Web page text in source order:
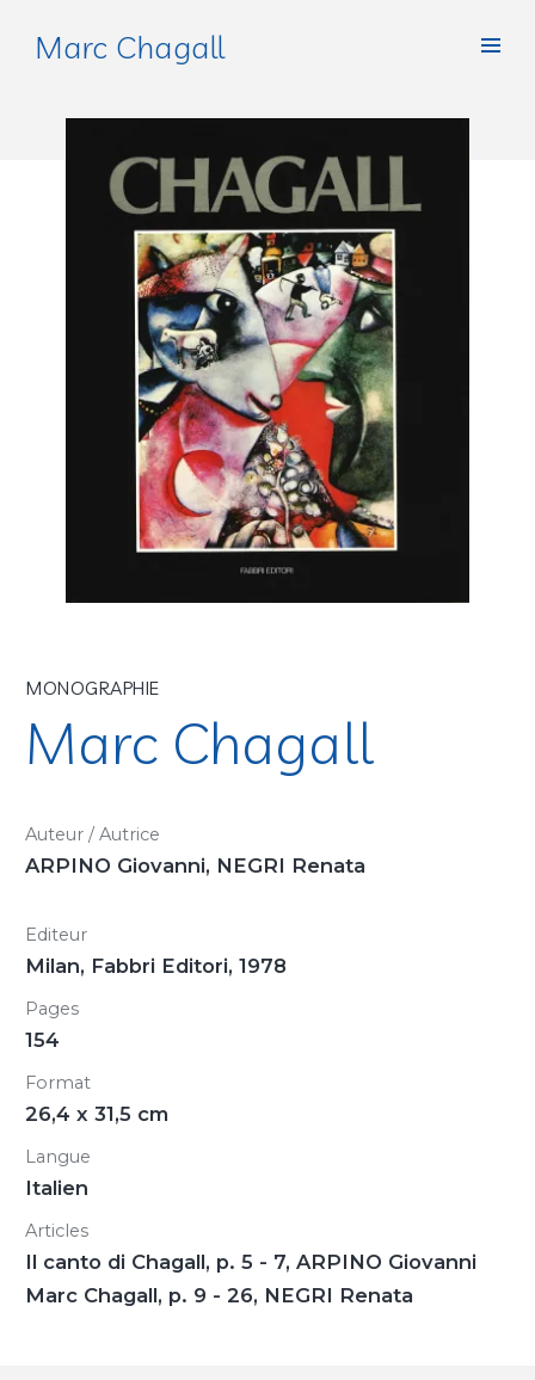
Marc Chagall
MONOGRAPHIE
Marc Chagall
Auteur / Autrice
ARPINO Giovanni, NEGRI Renata
Editeur
Milan, Fabbri Editori, 1978
Pages
154
Format
26,4 x 31,5 cm
Langue
Italien
Articles
Il canto di Chagall, p. 5 - 7, ARPINO Giovanni
Marc Chagall, p. 9 - 26, NEGRI Renata